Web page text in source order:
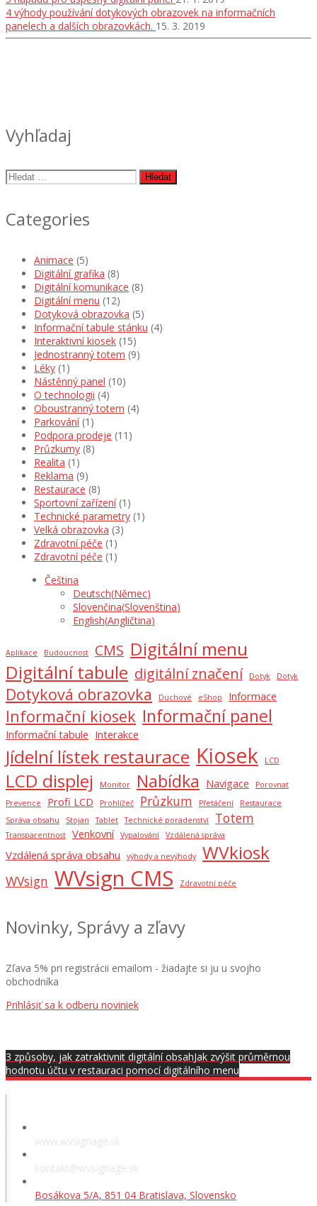
4 výhody používání dotykových obrazovek na informačních
panelech a dalších obrazovkách. 15. 3. 2019
Vyhľadaj
Vyhledávání
Categories
Animace (5)
Digitální grafika (8)
Digitální komunikace (8)
Digitální menu (12)
Dotyková obrazovka (5)
Informační tabule stánku (4)
Interaktivní kiosek (15)
Jednostranný totem (9)
Léky (1)
Nástěnný panel (10)
O technologii (4)
Oboustranný totem (4)
Parkování(1)
Podpora prodeje (11)
Průzkumy (8)
Realita (1)
Reklama (9)
Restaurace (8)
Sportovní zařízení(1)
Technické parametry (1)
Velká obrazovka (3)
Zdravotní péče (1)
Zdravotní péče (1)
Čeština
Deutsch(Němec)
Slovenčina(Slovenština)
English(Angličtina)
Aplikace Budoucnost CMS Digitální menu
Digitální tabule digitální značení Dotyk Dotyk
Dotyková obrazovka Duchové eShop Informace
Informační kiosek Informační panel
Informační tabule Interakce
Jídelní lístek restaurace Kiosek LCD
LCD displej Monitor Nabídka Navigace
Porovnat
Prevence
Profi LCD Prohlížeč Průzkum Přetáčení
Restaurace
Správa obsahu
Stojan Tablet Technické poradenství Totem
Transparentnost Venkovní Vypalování Vzdálená správa
Vzdálená správa obsahu výhody a nevýhody WVkiosk
WVsign WVsign CMS Zdravotní péče
Novinky, Správy a zľavy
Zľava 5% pri registrácii emailom - žiadajte si ju u svojho
obchodníka
Prihlásiť sa k odberu noviniek
3 způsoby, jak zatraktivnit digitální obsahJak zvýšit průměrnou
hodnotu účtu v restauraci pomocí digitálního menu
www.wvsignage.sk
kontakt@wvsignage.sk
Bosákova 5/A, 851 04 Bratislava, Slovensko